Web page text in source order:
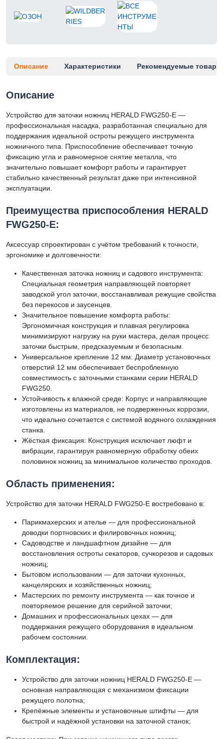
Описание Характеристики Рекомендуемые товары
Описание
Устройство для заточки ножниц HERALD FWG250-E —
профессиональная насадка, разработанная специально для
поддержания идеальной остроты режущего инструмента
ножничного типа. Приспособление обеспечивает точную
фиксацию угла и равномерное снятие металла, что
значительно повышает комфорт работы и гарантирует
стабильно качественный результат даже при интенсивной
эксплуатации.
Преимущества приспособления HERALD
FWG250-E:
Аксессуар спроектирован с учётом требований к точности,
эргономике и долговечности:
Качественная заточка ножниц и садового инструмента:
Специальная геометрия направляющей повторяет
заводской угол заточки, восстанавливая режущие свойства
без перекосов и заусенцев.
Значительное повышение комфорта работы:
Эргономичная конструкция и плавная регулировка
минимизируют нагрузку на руки мастера, делая процесс
заточки быстрым, предсказуемым и безопасным.
Универсальное крепление 12 мм: Диаметр установочных
отверстий 12 мм обеспечивает беспроблемную
совместимость с заточными станками серии HERALD
FWG250.
Устойчивость к влажной среде: Корпус и направляющие
изготовлены из материалов, не подверженных коррозии,
что идеально сочетается с системой водяного охлаждения
станка.
Жёсткая фиксация: Конструкция исключает люфт и
вибрации, гарантируя равномерную обработку обеих
половинок ножниц за минимальное количество проходов.
Область применения:
Устройство для заточки HERALD FWG250-E востребовано в:
Парикмахерских и ателье — для профессиональной
доводки портновских и филировочных ножниц;
Садоводстве и ландшафтном дизайне — для
восстановления остроты секаторов, сучкорезов и садовых
ножниц;
Бытовом использовании — для заточки кухонных,
канцелярских и хозяйственных ножниц;
Мастерских по ремонту инструмента — как точное и
повторяемое решение для серийной заточки;
Домашних и профессиональных цехах — для
поддержания режущего оборудования в идеальном
рабочем состоянии.
Комплектация:
Устройство для заточки ножниц HERALD FWG250-E —
основная направляющая с механизмом фиксации
режущего полотна;
Крепёжные элементы и установочные штифты — для
быстрой и надёжной установки на заточной станок;